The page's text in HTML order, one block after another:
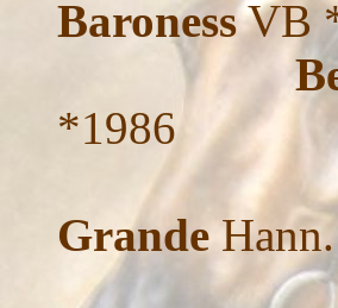
BaronessVB
Grande